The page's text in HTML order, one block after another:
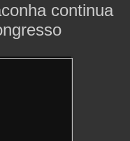
continua